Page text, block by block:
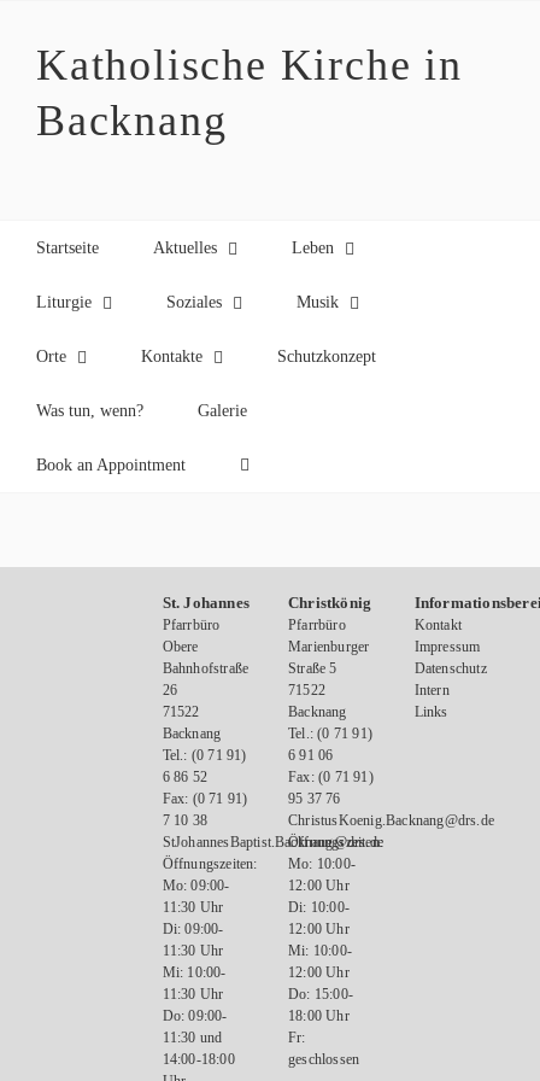
springenKatholische Kirche in
Backnang
Startseite Aktuelles Leben
Liturgie Soziales Musik
Orte Kontakte Schutzkonzept
Was tun, wenn? Galerie
Book an Appointment
St. Johannes
Pfarrbüro
Obere
Bahnhofstraße
26
71522
Backnang
Tel.: (0 71 91)
6 86 52
Fax: (0 71 91)
7 10 38
StJohannesBaptist.Backnang@drs.de
Öffnungszeiten:
Mo: 09:00-
11:30 Uhr
Di: 09:00-
11:30 Uhr
Mi: 10:00-
11:30 Uhr
Do: 09:00-
11:30 und
14:00-18:00
Christkönig
Pfarrbüro
Marienburger
Straße 5
71522
Backnang
Tel.: (0 71 91)
6 91 06
Fax: (0 71 91)
95 37 76
ChristusKoenig.Backnang@drs.de
Öffnungszeiten:
Mo: 10:00-
12:00 Uhr
Di: 10:00-
12:00 Uhr
Mi: 10:00-
12:00 Uhr
Do: 15:00-
18:00 Uhr
Fr:
geschlossen
Kontakt
Impressum
Datenschutz
Intern
Links